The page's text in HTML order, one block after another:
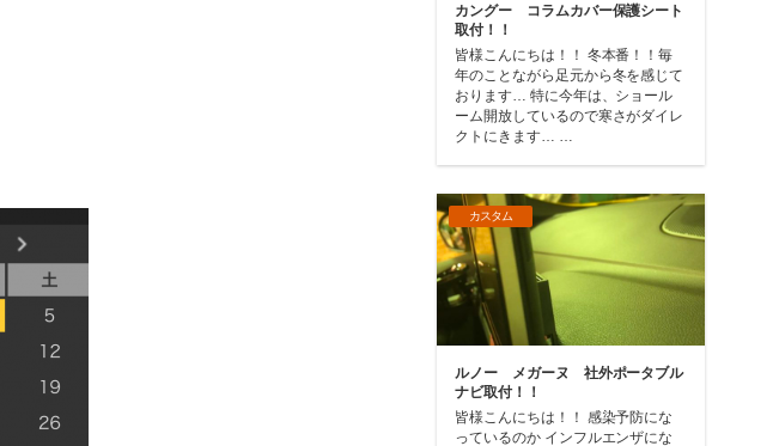
カングー コラムカバー保護シート
取付！！
皆様こんにちは！！ 冬本番！！毎
年のことながら足元から冬を感じて
おります… 特に今年は、ショール
ーム開放しているので寒さがダイレ
クトにきます… …
カスタム
ルノー メガーヌ 社外ポータブル
ナビ取付！！
皆様こんにちは！！ 感染予防にな
っているのか インフルエンザにな